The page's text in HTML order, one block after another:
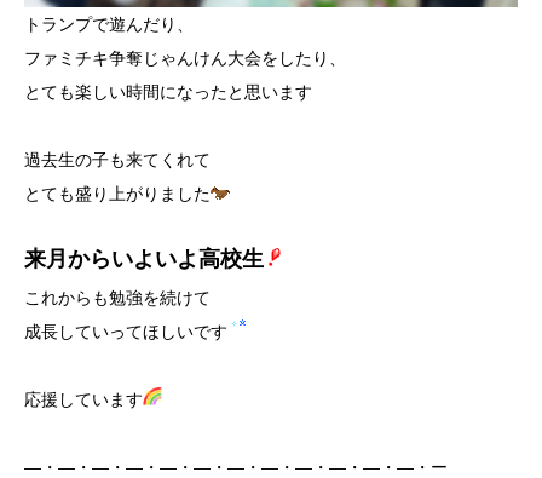
トランプで遊んだり、
ファミチキ争奪じゃんけん大会をしたり、
とても楽しい時間になったと思います
過去生の子も来てくれて
とても盛り上がりました
来月からいよいよ高校生
これからも勉強を続けて
成長していってほしいです
応援しています
―・―・―・―・―・―・―・―・―・―・―・―・ー